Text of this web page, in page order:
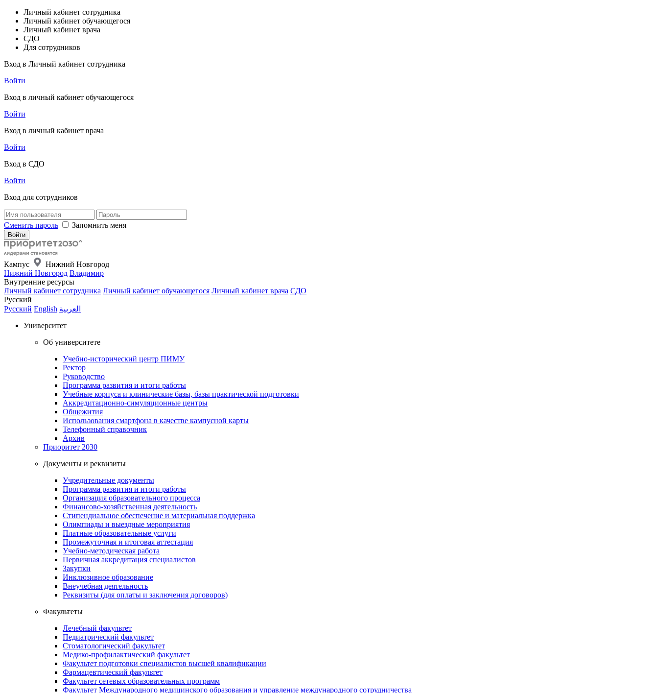
Личный кабинет сотрудника
Личный кабинет обучающегося
Личный кабинет врача
СДО
Для сотрудников
Вход в Личный кабинет сотрудника
Войти
Вход в личный кабинет обучающегося
Войти
Вход в личный кабинет врача
Войти
Вход в СДО
Войти
Вход для сотрудников
Сменить пароль Запомнить меня
Кампус
Нижний Новгород
Нижний Новгород Владимир
Внутренние ресурсы
Личный кабинет сотрудника Личный кабинет обучающегося Личный кабинет врача СДО
Русский
Русский English العربية
Университет
Об университете
Учебно-исторический центр ПИМУ
Ректор
Руководство
Программа развития и итоги работы
Учебные корпуса и клинические базы, базы практической подготовки
Аккредитационно-симуляционные центры
Общежития
Использования смартфона в качестве кампусной карты
Телефонный справочник
Архив
Приоритет 2030
Документы и реквизиты
Учредительные документы
Программа развития и итоги работы
Организация образовательного процесса
Финансово-хозяйственная деятельность
Стипендиальное обеспечение и материальная поддержка
Олимпиады и выездные мероприятия
Платные образовательные услуги
Промежуточная и итоговая аттестация
Учебно-методическая работа
Первичная аккредитация специалистов
Закупки
Инклюзивное образование
Внеучебная деятельность
Реквизиты (для оплаты и заключения договоров)
Факультеты
Лечебный факультет
Педиатрический факультет
Стоматологический факультет
Медико-профилактический факультет
Факультет подготовки специалистов высшей квалификации
Фармацевтический факультет
Факультет сетевых образовательных программ
Факультет Международного медицинского образования и управление международного сотрудничества